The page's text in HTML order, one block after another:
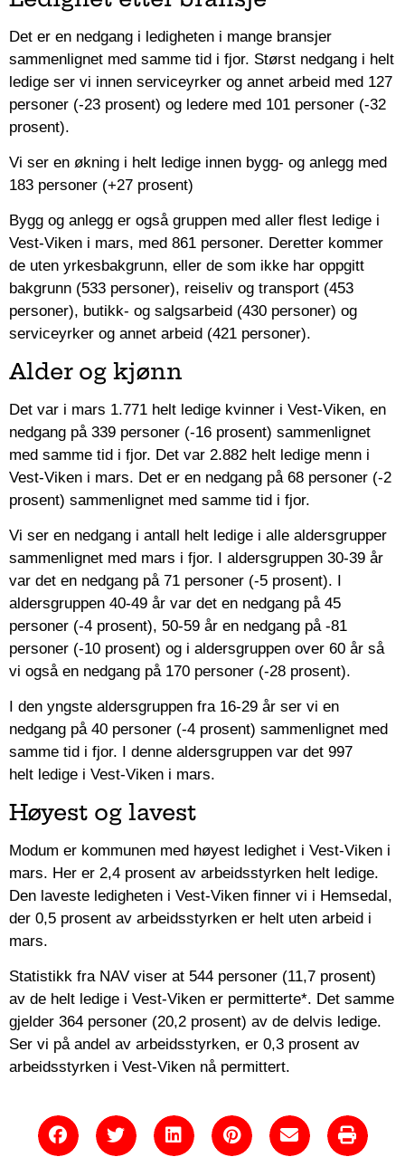
Det er en nedgang i ledigheten i mange bransjer
sammenlignet med samme tid i fjor. Størst nedgang i helt
ledige ser vi innen serviceyrker og annet arbeid med 127
personer (-23 prosent) og ledere med 101 personer (-32
prosent).
Vi ser en økning i helt ledige innen bygg- og anlegg med
183 personer (+27 prosent)
Bygg og anlegg er også gruppen med aller flest ledige i
Vest-Viken i mars, med 861 personer. Deretter kommer
de uten yrkesbakgrunn, eller de som ikke har oppgitt
bakgrunn (533 personer), reiseliv og transport (453
personer), butikk- og salgsarbeid (430 personer) og
serviceyrker og annet arbeid (421 personer).
Alder og kjønn
Det var i mars 1.771 helt ledige kvinner i Vest-Viken, en
nedgang på 339 personer (-16 prosent) sammenlignet
med samme tid i fjor. Det var 2.882 helt ledige menn i
Vest-Viken i mars. Det er en nedgang på 68 personer (-2
prosent) sammenlignet med samme tid i fjor.
Vi ser en nedgang i antall helt ledige i alle aldersgrupper
sammenlignet med mars i fjor. I aldersgruppen 30-39 år
var det en nedgang på 71 personer (-5 prosent). I
aldersgruppen 40-49 år var det en nedgang på 45
personer (-4 prosent), 50-59 år en nedgang på -81
personer (-10 prosent) og i aldersgruppen over 60 år så
vi også en nedgang på 170 personer (-28 prosent).
I den yngste aldersgruppen fra 16-29 år ser vi en
nedgang på 40 personer (-4 prosent) sammenlignet med
samme tid i fjor. I denne aldersgruppen var det 997
helt ledige i Vest-Viken i mars.
Høyest og lavest
Modum er kommunen med høyest ledighet i Vest-Viken i
mars. Her er 2,4 prosent av arbeidsstyrken helt ledige.
Den laveste ledigheten i Vest-Viken finner vi i Hemsedal,
der 0,5 prosent av arbeidsstyrken er helt uten arbeid i
mars.
Statistikk fra NAV viser at 544 personer (11,7 prosent)
av de helt ledige i Vest-Viken er permitterte*. Det samme
gjelder 364 personer (20,2 prosent) av de delvis ledige.
Ser vi på andel av arbeidsstyrken, er 0,3 prosent av
arbeidsstyrken i Vest-Viken nå permittert.